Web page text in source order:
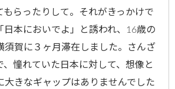
もらったりして。それがきっかけで
日本においでよ」と誘われ、16歳の
須賀に３ヶ月滞在しました。さんざ
、憧れていた日本に対して、想像と
大きなギャップはありませんでした